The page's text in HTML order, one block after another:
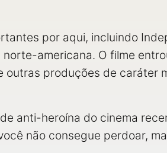
por aqui, incluindo
americana. O filme
produções de caráter
anti-heroína do cinema
não consegue perdoar,